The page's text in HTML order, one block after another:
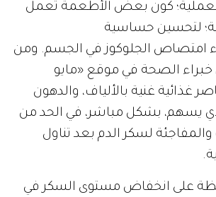
كون بعض الأطعمة تعمل
لتحسين حساسية
امتصاص الجلوكوز في الجسم. ومن
خبراء الصحة في موقع «مايو
غذائية غنية بالألياف، والدهون
يسهم، بشكل مباشر، في الحد من
والمفاجئة لسكر الدم بعد تناول
على انخفاض مستوى السكر في